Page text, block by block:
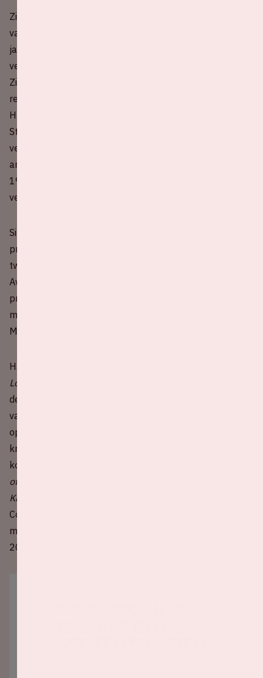
Zijn debuut solo-album,
van 's werelds top tien best verkochte albums van het
jaar en behaalde hiermee in de eerste week de meeste
verkopen door een mannelijke artiest in de geschiedenis.
Zijn tweede album,
release gelijk bovenaan de Billboard 200, waarmee het
Harry's tweede nummer één album in de Verenigde
Staten was. Met dit album behaalde hij de hoogste
verkopen in de eerste week door een mannelijke solo
artiest in het Verenigde Koninkrijk, sinds Nielsen Music in
1991 begon met het elektronisch registreren van de
verkoopgegevens.
Sinds de lancering van zijn solocarrière heeft Harry
prestigieuze onderscheidingen ontvangen, waaronder
twee BRIT-awards, een Grammy-award, een Ivor Novello
Award, een American Music Award en vele anderen
prijzen over de hele wereld. Bovendien was hij de eerste
man die solo op de cover verscheen van Vogue
Magazine.
Harry staat bekend als een geweldige live artiest. Zijn
Love On Tour
de pandemie en gingen uiteindelijk in september 2021
van start in Las Vegas. Eind 2021 gaf Harry meer dan 43
optredens in de Verenigde Staten en ontving lovende
kritieken van zowel fans als critici. Tijdens zijn shows
komen zijn wereldwijde hitsingles voorbij, waaronder
of the Times
Kiwi.
Coachella Festival en speelde voor een publiek van
meer dan 100.000 mensen op zowel 15 als 22 april
2022.